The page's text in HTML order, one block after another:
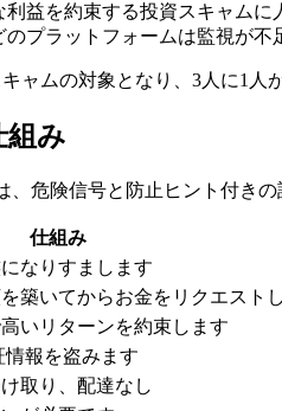
利益を約束する投資スキャムに
プラットフォームは監視が不
ャムの対象となり、3人に1人
組み
危険信号と防止ヒント付きの
仕組み
なりすまします
築いてからお金をリクエスト
いリターンを約束します
報を盗みます
取り、配達なし